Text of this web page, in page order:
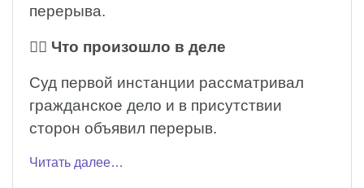
перерыва.
🧑‍⚖️ Что произошло в деле
Суд первой инстанции рассматривал
гражданское дело и в присутствии
сторон объявил перерыв.
Читать далее…